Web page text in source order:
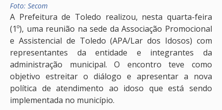
Foto: Secom
A Prefeitura de Toledo realizou, nesta quarta-feira
(1º), uma reunião na sede da Associação Promocional
e Assistencial de Toledo (APA/Lar dos Idosos) com
representantes da entidade e integrantes da
administração municipal. O encontro teve como
objetivo estreitar o diálogo e apresentar a nova
política de atendimento ao idoso que está sendo
implementada no município.